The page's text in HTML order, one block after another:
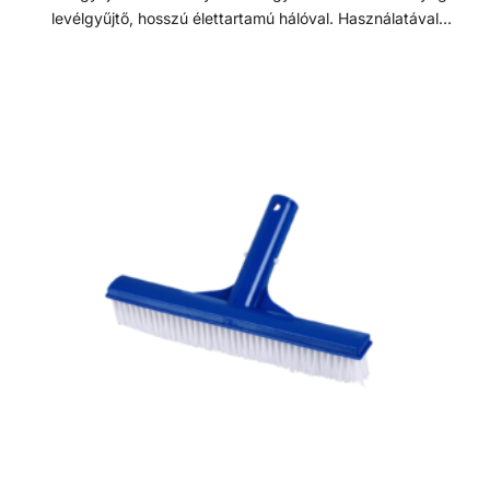
levélgyűjtő, hosszú élettartamú hálóval. Használatával